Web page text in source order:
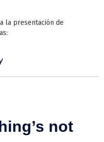
la presentación de